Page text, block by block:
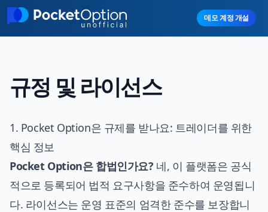
Skip to main content
데모 계정 개설
규정 및 라이선스
1. Pocket Option은 규제를 받나요: 트레이더를 위한
핵심 정보
Pocket Option은 합법인가요? 네, 이 플랫폼은 공식
적으로 등록되어 법적 요구사항을 준수하여 운영됩니
다. 라이선스는 운영 표준의 엄격한 준수를 보장합니